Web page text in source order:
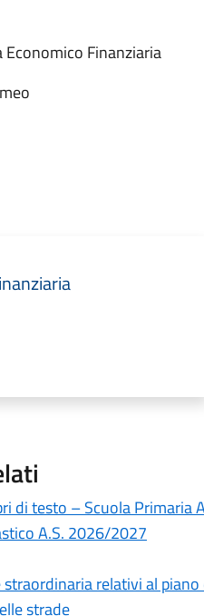
Economico Finanziaria
di testo – Scuola Primaria
A.S. 2026/2027
relativi al
strade